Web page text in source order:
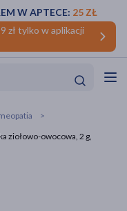
zł tylko w aplikacji
W APTECE: 25 ZŁ
ziołowo-owocowa, 2 g,